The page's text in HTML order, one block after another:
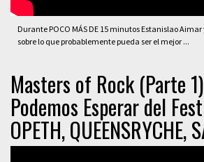
Durante POCO MÁS DE 15 minutos Estanislao
sobre lo que probablemente pueda ser el mejor ...
Masters of Rock (Parte
Podemos Esperar del
OPETH, QUEENSRYCHE,